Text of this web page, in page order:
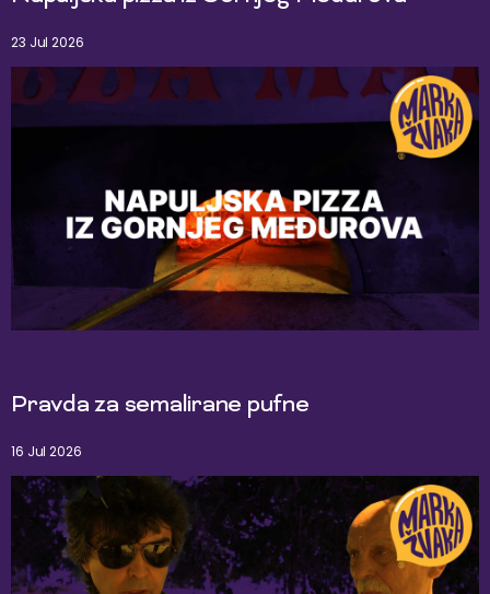
23 Jul 2026
Pravda za semalirane pufne
16 Jul 2026